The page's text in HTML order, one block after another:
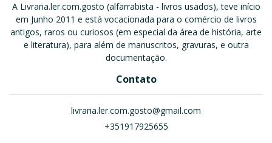
A Livraria.ler.com.gosto (alfarrabista - livros usados), teve início
em Junho 2011 e está vocacionada para o comércio de livros
antigos, raros ou curiosos (em especial da área de história, arte
e literatura), para além de manuscritos, gravuras, e outra
documentação.
Contato
livraria.ler.com.gosto@gmail.com
+351917925655